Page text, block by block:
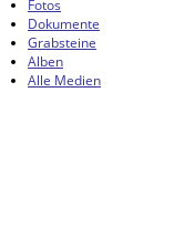
Fotos
Dokumente
Grabsteine
Alben
Alle Medien